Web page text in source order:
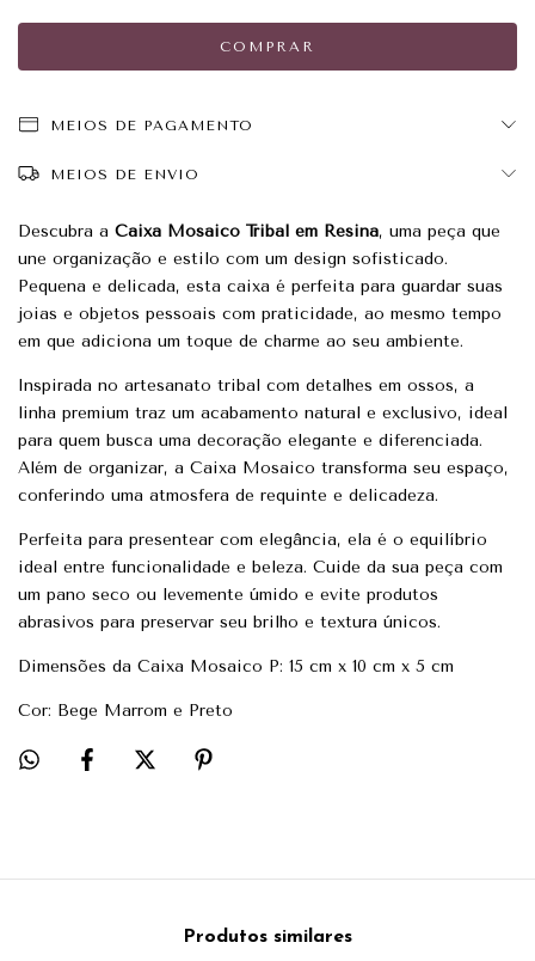
MEIOS DE PAGAMENTO
MEIOS DE ENVIO
Descubra a Caixa Mosaico Tribal em Resina, uma peça que
une organização e estilo com um design sofisticado.
Pequena e delicada, esta caixa é perfeita para guardar suas
joias e objetos pessoais com praticidade, ao mesmo tempo
em que adiciona um toque de charme ao seu ambiente.
Inspirada no artesanato tribal com detalhes em ossos, a
linha premium traz um acabamento natural e exclusivo, ideal
para quem busca uma decoração elegante e diferenciada.
Além de organizar, a Caixa Mosaico transforma seu espaço,
conferindo uma atmosfera de requinte e delicadeza.
Perfeita para presentear com elegância, ela é o equilíbrio
ideal entre funcionalidade e beleza. Cuide da sua peça com
um pano seco ou levemente úmido e evite produtos
abrasivos para preservar seu brilho e textura únicos.
Dimensões da Caixa Mosaico P: 15 cm x 10 cm x 5 cm
Cor: Bege Marrom e Preto
Produtos similares